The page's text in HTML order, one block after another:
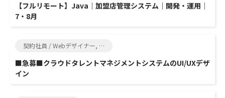
【フルリモート】Java｜加盟店管理システム｜開発・運用｜
7・8月
契約社員 / Webデザイナー, その他エンジニア関連
■急募■クラウドタレントマネジメントシステムのUI/UXデザ
イン